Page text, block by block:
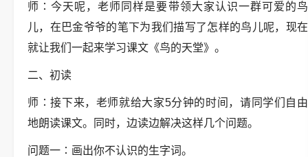
师∶今天呢，老师同样是要带领大家认识一群可爱的鸟
儿，在巴金爷爷的笔下为我们描写了怎样的鸟儿呢，现在
就让我们一起来学习课文《鸟的天堂》。
二、初读
师∶接下来，老师就给大家5分钟的时间，请同学们自由
地朗读课文。同时，边读边解决这样几个问题。
问题一∶画出你不认识的生字词。